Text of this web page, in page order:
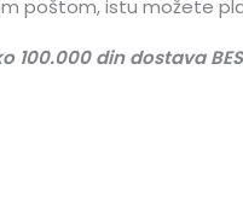
poštom, istu možete
din dostava